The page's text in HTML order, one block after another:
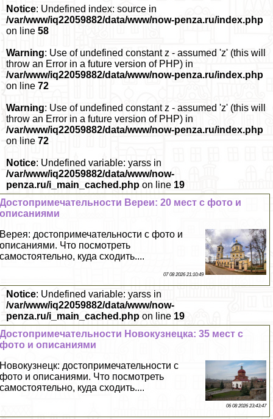
Notice: Undefined index: source in
/var/www/iq22059882/data/www/now-penza.ru/index.php
on line 58
Warning: Use of undefined constant z - assumed 'z' (this will
throw an Error in a future version of PHP) in
/var/www/iq22059882/data/www/now-penza.ru/index.php
on line 72
Warning: Use of undefined constant z - assumed 'z' (this will
throw an Error in a future version of PHP) in
/var/www/iq22059882/data/www/now-penza.ru/index.php
on line 72
Notice: Undefined variable: yarss in
/var/www/iq22059882/data/www/now-
penza.ru/i_main_cached.php on line 19
Достопримечательности Вереи: 20 мест с фото и
описаниями
Верея: достопримечательности с фото и
описаниями. Что посмотреть
самостоятельно, куда сходить....
07 08 2026 21:10:49
Notice: Undefined variable: yarss in
/var/www/iq22059882/data/www/now-
penza.ru/i_main_cached.php on line 19
Достопримечательности Новокузнецка: 35 мест с
фото и описаниями
Новокузнецк: достопримечательности с
фото и описаниями. Что посмотреть
самостоятельно, куда сходить....
06 08 2026 23:43:47